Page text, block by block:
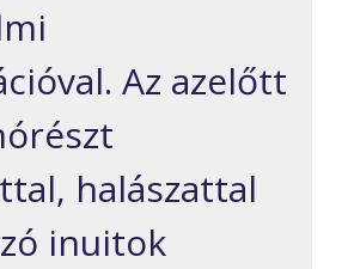
Az azelőtt
halászattal
inuitok